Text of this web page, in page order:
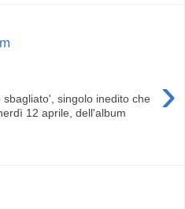
›
singolo inedito che
12 aprile, dell'album